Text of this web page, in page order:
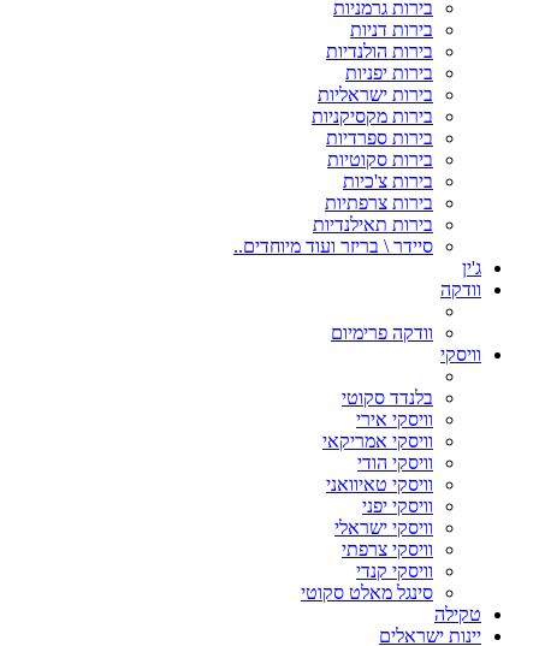
בירות גרמניות
בירות דניות
בירות הולנדיות
בירות יפניות
בירות ישראליות
בירות מקסיקניות
בירות ספרדיות
בירות סקוטיות
בירות צ'כיות
בירות צרפתיות
בירות תאילנדיות
סיידר \ בריזר ועוד מיוחדים..
ג'ין
וודקה
וודקה פרימיום
וויסקי
בלנדד סקוטי
וויסקי אירי
וויסקי אמריקאי
וויסקי הודי
וויסקי טאיוואני
וויסקי יפני
וויסקי ישראלי
וויסקי צרפתי
וויסקי קנדי
סינגל מאלט סקוטי
טקילה
יינות ישראלים